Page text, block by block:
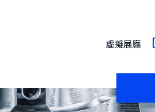
虛擬展廳